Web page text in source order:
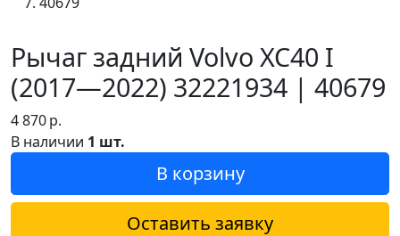
Рычаг задний Volvo XC40 I
(2017—2022) 32221934 | 40679
4 870р.
В наличии 1 шт.
В корзину
Оставить заявку